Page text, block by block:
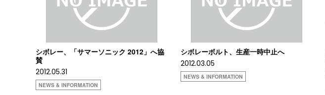
シボレー、「サマーソニック 2012」へ協
賛
2012.05.31
NEWS & INFORMATION
シボレーボルト、生産一時中止へ
2012.03.05
NEWS & INFORMATION